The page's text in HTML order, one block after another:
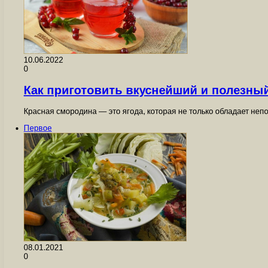
10.06.2022
0
Как приготовить вкуснейший и
Красная смородина — это ягода, которая не только обладает
Первое
08.01.2021
0